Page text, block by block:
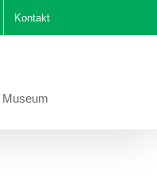
Kontakt
Museum